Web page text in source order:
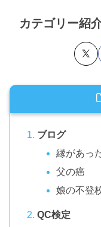
カテゴリー紹
ブログ
縁があっ
父の癌
娘の不登
QC検定